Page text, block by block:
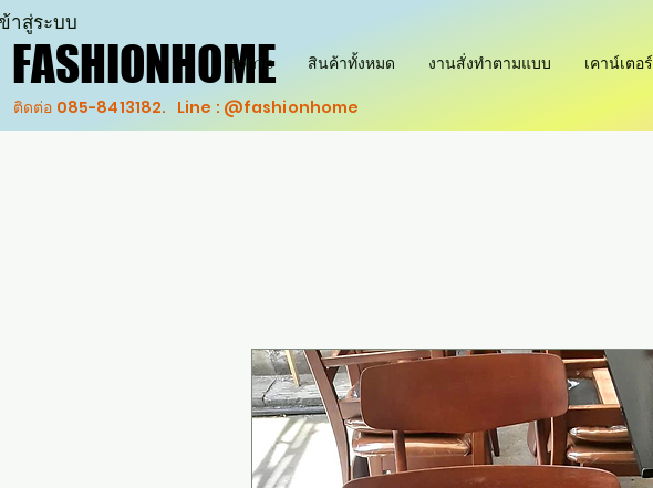
FASHIONHOME
FASHIONHOME
ติดต่อ 085-8413182. Line : @fashionhome
าสู่ระบบ
Home สินค้าทั้งหมด งานสั่งทำตามแบบ เคาน์เตอร์